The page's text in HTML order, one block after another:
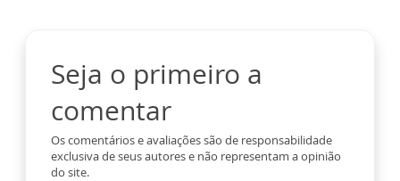
Seja o primeiro a
comentar
Os comentários e avaliações são de responsabilidade
exclusiva de seus autores e não representam a opinião
do site.